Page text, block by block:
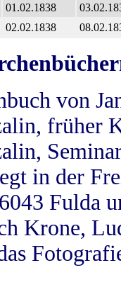
01.02.1838
02.02.1838
von
früher
in der
Fulda
Krone,